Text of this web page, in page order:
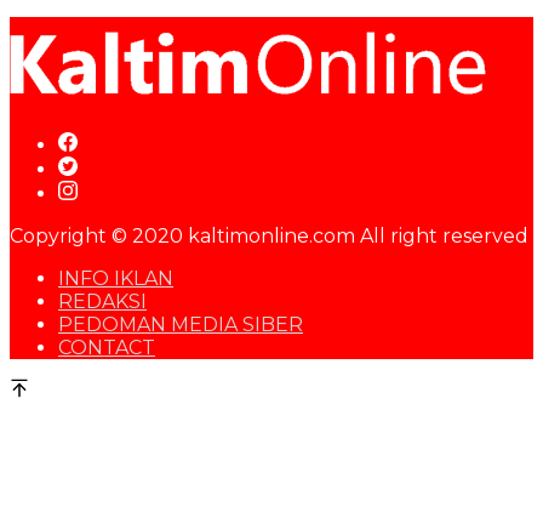
Copyright © 2020 kaltimonline.com All right reserved
INFO IKLAN
REDAKSI
PEDOMAN MEDIA SIBER
CONTACT